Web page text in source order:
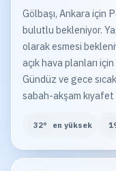
Gölbaşı, Ankara için
bulutlu bekleniyor.
olarak esmesi
açık hava planları
Gündüz ve gece
sabah-akşam
32° en yüksek